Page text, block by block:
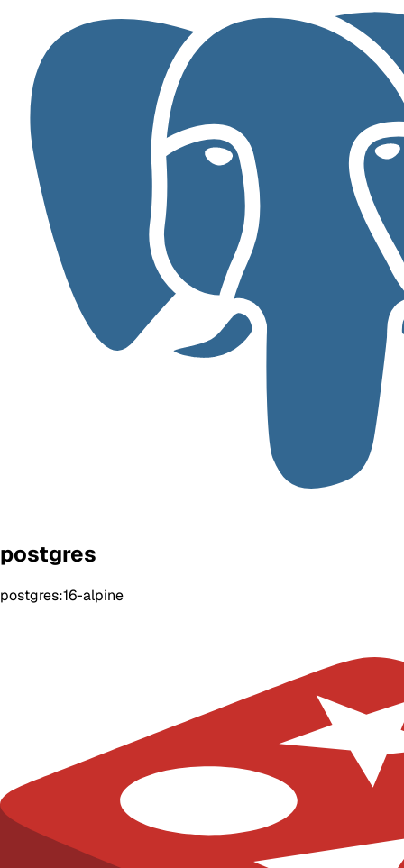
postgres
postgres:16-alpine